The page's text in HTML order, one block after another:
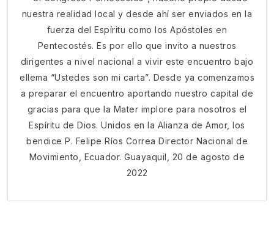
nuestra realidad local y desde ahí ser enviados en la
fuerza del Espíritu como los Apóstoles en
Pentecostés. Es por ello que invito a nuestros
dirigentes a nivel nacional a vivir este encuentro bajo
ellema “Ustedes son mi carta”. Desde ya comenzamos
a preparar el encuentro aportando nuestro capital de
gracias para que la Mater implore para nosotros el
Espíritu de Dios. Unidos en la Alianza de Amor, los
bendice P. Felipe Ríos Correa Director Nacional de
Movimiento, Ecuador. Guayaquil, 20 de agosto de
2022